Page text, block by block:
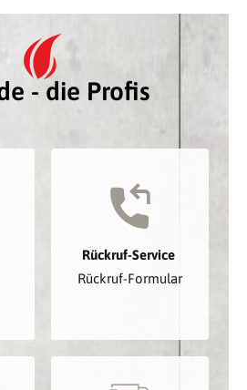
- die Profis
Rückruf-Service
Rückruf-Formular